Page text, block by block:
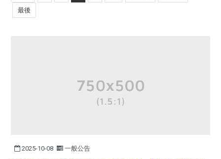
最後
2025-10-08 一般公告